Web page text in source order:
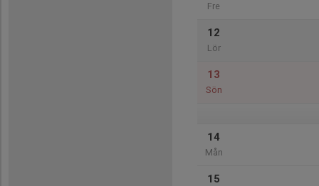
Fre
12
Lör
13
Sön
14
Mån
15